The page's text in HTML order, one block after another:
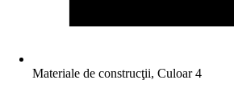
Materiale de construcţii, Culoar 4